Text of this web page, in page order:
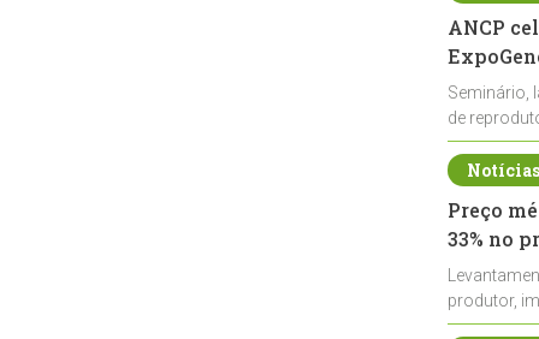
ANCP
Seminário,
de
durante a
Preço
33% no
produtor,
de leite cru